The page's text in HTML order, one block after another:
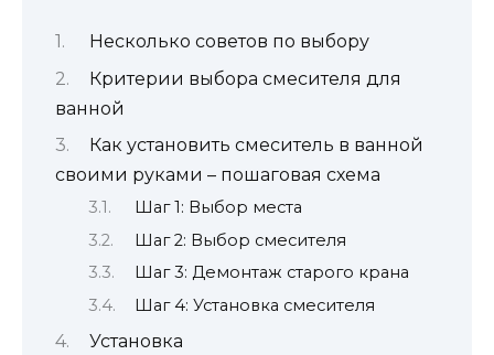
Несколько советов по выбору
Критерии выбора смесителя для
ванной
Как установить смеситель в ванной
своими руками – пошаговая схема
Шаг 1: Выбор места
Шаг 2: Выбор смесителя
Шаг 3: Демонтаж старого крана
Шаг 4: Установка смесителя
Установка